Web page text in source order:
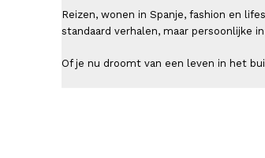
Reizen, wonen in Spanje, fashion en
standaard verhalen, maar persoonlijke
Of je nu droomt van een leven in het